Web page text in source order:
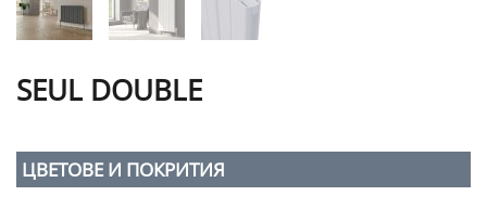
SEUL DOUBLE
ЦВЕТОВЕ И ПОКРИТИЯ